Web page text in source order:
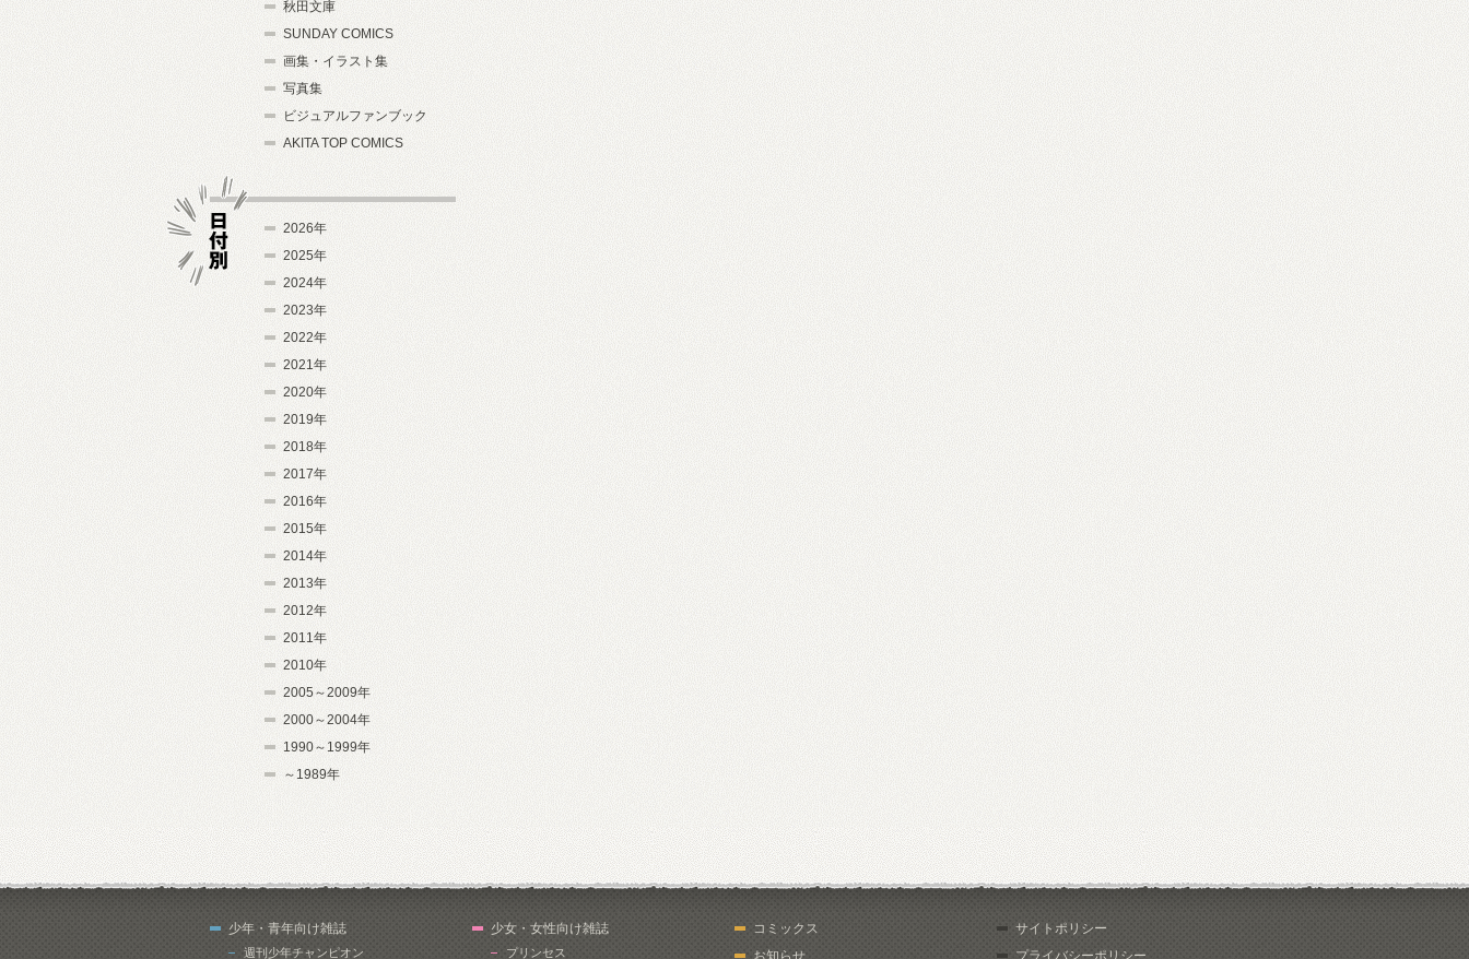
秋田文庫
SUNDAY COMICS
画集・イラスト集
写真集
ビジュアルファンブック
AKITA TOP COMICS
2026年
2025年
2024年
2023年
2022年
2021年
2020年
2019年
2018年
2017年
2016年
2015年
2014年
2013年
2012年
2011年
2010年
2005～2009年
2000～2004年
1990～1999年
～1989年
少年・青年向け雑誌
週刊少年チャンピオン
少女・女性向け雑誌
プリンセス
コミックス
お知らせ
サイトポリシー
プライバシーポリシー